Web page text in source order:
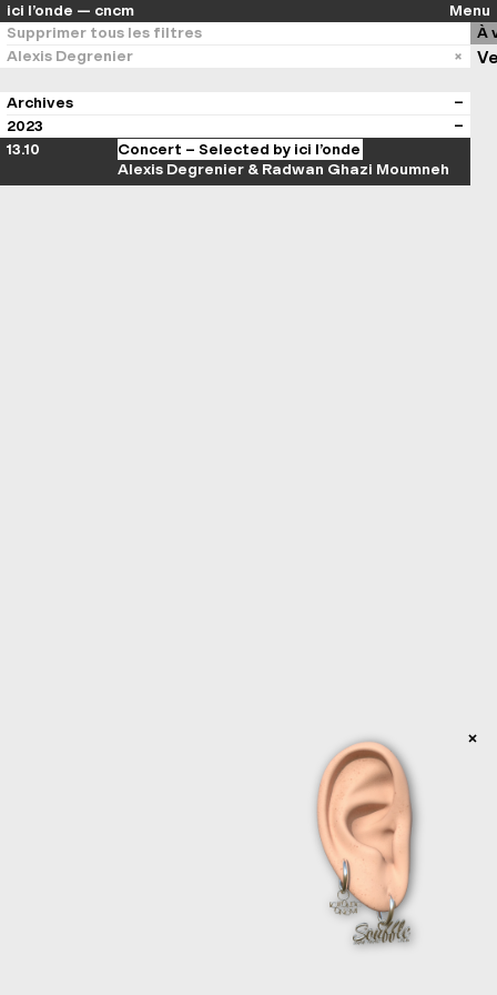
ici l’onde — cncm
Menu
Supprimer tous les filtres
Alexis Degrenier
Archives
2023
13.10
Concert – Selected by ici l’onde
Alexis Degrenier & Radwan Ghazi Moumneh
À